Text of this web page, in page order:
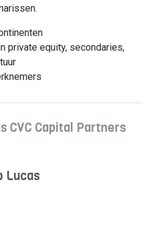
private equity, secondaries,
CVC Capital Partners
Lucas